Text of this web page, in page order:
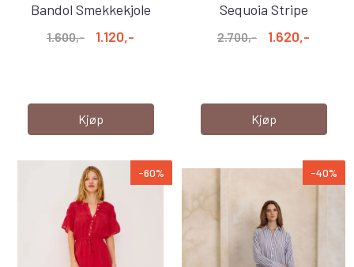
Bandol Smekkekjole
Rosso ...
1.600,- 1.120,-
Kjøp
Sequoia Stripe
2.700,- 1.620,-
Kjøp
-60% -40%